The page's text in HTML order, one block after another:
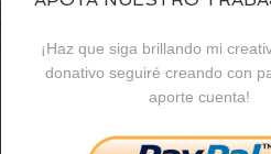
en en en
¡Haz que siga brillando mi
donativo seguiré creando con
aporte cuenta!